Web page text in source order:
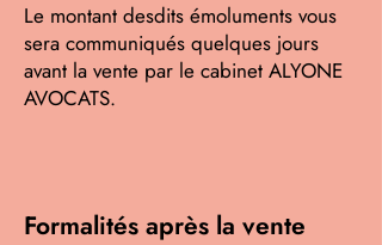
Le montant desdits émoluments vous
sera communiqués quelques jours
avant la vente par le cabinet ALYONE
AVOCATS.
Formalités après la vente